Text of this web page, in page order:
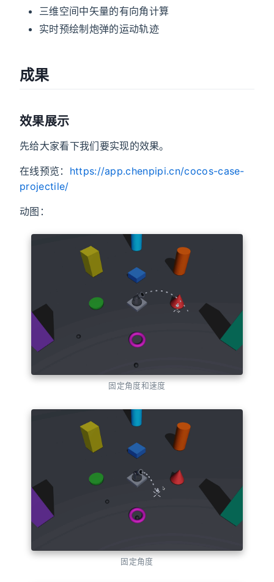
三维空间中矢量的有向角计算
实时预绘制炮弹的运动轨迹
成果
效果展示
先给大家看下我们要实现的效果。
在线预览： https://app.chenpipi.cn/cocos-case-
projectile/
动图：
固定角度和速度
固定角度